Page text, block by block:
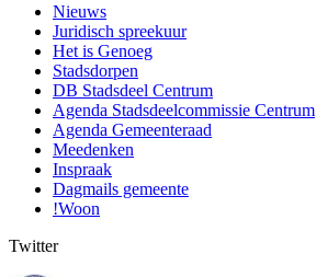
Nieuws
Juridisch spreekuur
Het is Genoeg
Stadsdorpen
DB Stadsdeel Centrum
Agenda Stadsdeelcommissie Centrum
Agenda Gemeenteraad
Meedenken
Inspraak
Dagmails gemeente
!Woon
Twitter